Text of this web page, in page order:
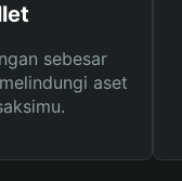
sebesar
aset